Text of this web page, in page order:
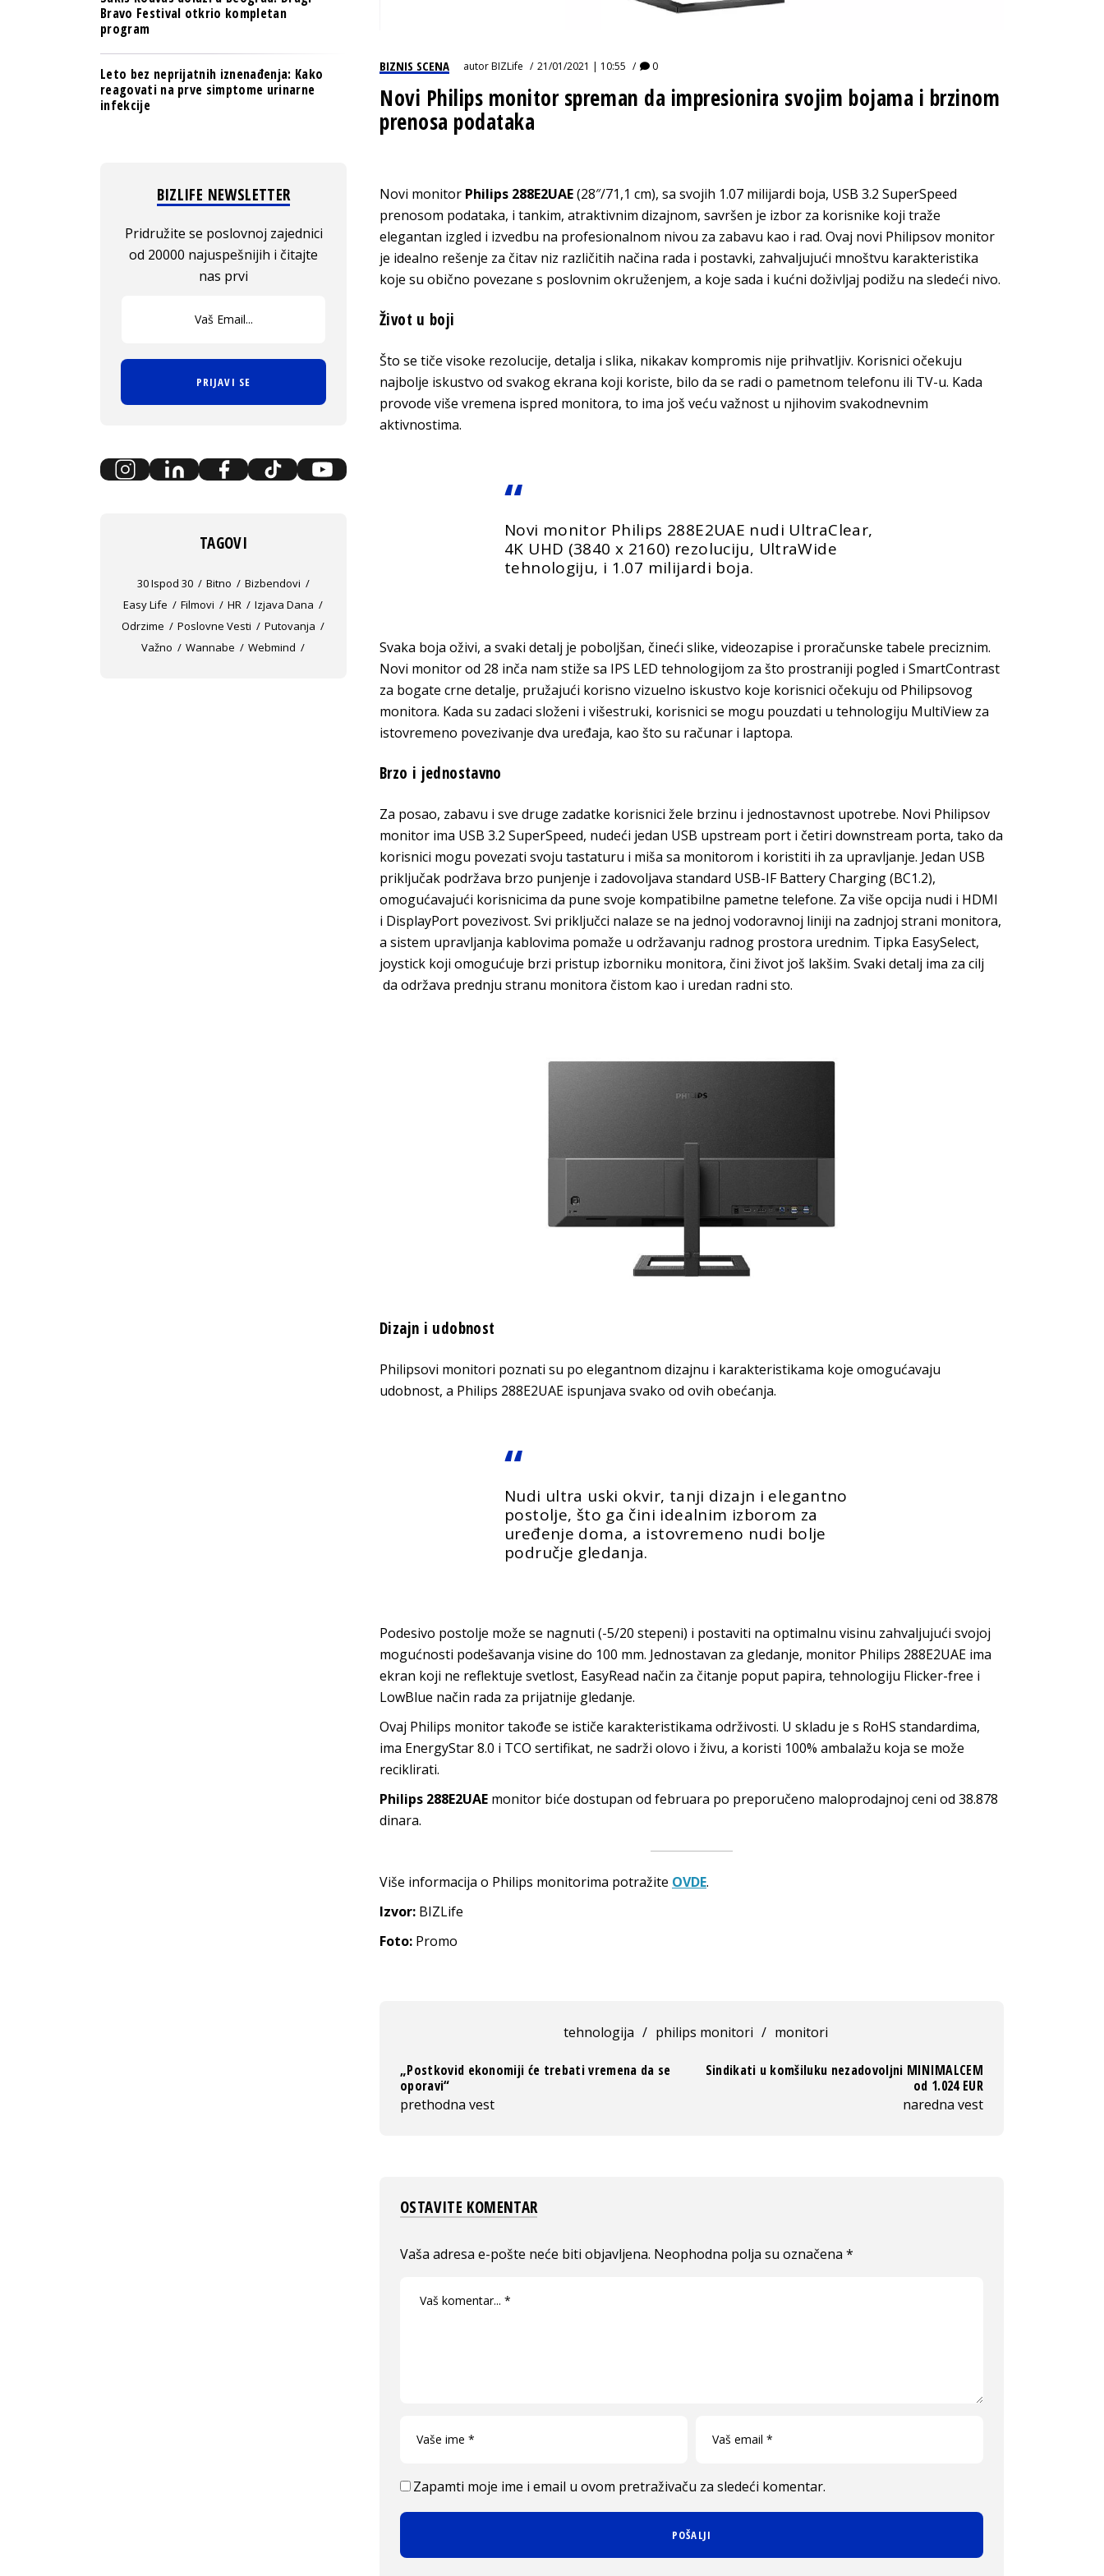
BIZNIS SCENA autorBIZLife 21/01/2021 | 10:55 0
Novi Philips monitor spreman da impresionira svojim bojama i brzinom
prenosa podataka
Novi monitor Philips 288E2UAE(28″/71,1 cm), sa svojih 1.07 milijardi boja, USB 3.2 SuperSpeed
prenosom podataka, i tankim, atraktivnim dizajnom, savršen je izbor za korisnike koji traže
elegantan izgled i izvedbu na profesionalnom nivou za zabavu kao i rad. Ovaj novi Philipsov monitor
je idealno rešenje za čitav niz različitih načina rada i postavki, zahvaljujući mnoštvu karakteristika
koje su obično povezane s poslovnim okruženjem, a koje sada i kućni doživljaj podižu na sledeći nivo.
Život u boji
Što se tiče visoke rezolucije, detalja i slika, nikakav kompromis nije prihvatljiv. Korisnici očekuju
najbolje iskustvo od svakog ekrana koji koriste, bilo da se radi o pametnom telefonu ili TV-u. Kada
provode više vremena ispred monitora, to ima još veću važnost u njihovim svakodnevnim
aktivnostima.
Novi monitor Philips 288E2UAE nudi UltraClear,
4K UHD (3840 x 2160) rezoluciju, UltraWide
tehnologiju, i 1.07 milijardi boja.
Svaka boja oživi, a svaki detalj je poboljšan, čineći slike, videozapise i proračunske tabele preciznim.
Novi monitor od 28 inča nam stiže sa IPS LED tehnologijom za što prostraniji pogled i SmartContrast
za bogate crne detalje, pružajući korisno vizuelno iskustvo koje korisnici očekuju od Philipsovog
monitora. Kada su zadaci složeni i višestruki, korisnici se mogu pouzdati u tehnologiju MultiView za
istovremeno povezivanje dva uređaja, kao što su računar i laptopa.
Brzo i jednostavno
Za posao, zabavu i sve druge zadatke korisnici žele brzinu i jednostavnost upotrebe. Novi Philipsov
monitor ima USB 3.2 SuperSpeed, nudeći jedan USB upstream port i četiri downstream porta, tako da
korisnici mogu povezati svoju tastaturu i miša sa monitorom i koristiti ih za upravljanje. Jedan USB
priključak podržava brzo punjenje i zadovoljava standard USB-IF Battery Charging (BC1.2),
omogućavajući korisnicima da pune svoje kompatibilne pametne telefone. Za više opcija nudi i HDMI
i DisplayPort povezivost. Svi priključci nalaze se na jednoj vodoravnoj liniji na zadnjoj strani monitora,
a sistem upravljanja kablovima pomaže u održavanju radnog prostora urednim. Tipka EasySelect,
joystick koji omogućuje brzi pristup izborniku monitora, čini život još lakšim. Svaki detalj ima za cilj
da održava prednju stranu monitora čistom kao i uredan radni sto.
Dizajn i udobnost
Philipsovi monitori poznati su po elegantnom dizajnu i karakteristikama koje omogućavaju
udobnost, a Philips 288E2UAE ispunjava svako od ovih obećanja.
Nudi ultra uski okvir, tanji dizajn i elegantno
postolje, što ga čini idealnim izborom za
uređenje doma, a istovremeno nudi bolje
područje gledanja.
Podesivo postolje može se nagnuti (-5/20 stepeni) i postaviti na optimalnu visinu zahvaljujući svojoj
mogućnosti podešavanja visine do 100 mm. Jednostavan za gledanje, monitor Philips 288E2UAE ima
ekran koji ne reflektuje svetlost, EasyRead način za čitanje poput papira, tehnologiju Flicker-free i
LowBlue način rada za prijatnije gledanje.
Ovaj Philips monitor takođe se ističe karakteristikama održivosti. U skladu je s RoHS standardima,
ima EnergyStar 8.0 i TCO sertifikat, ne sadrži olovo i živu, a koristi 100% ambalažu koja se može
reciklirati.
Philips 288E2UAE monitor biće dostupan od februara po preporučeno maloprodajnoj ceni od 38.878
dinara.
Više informacija o Philips monitorima potražite OVDE.
Izvor: BIZLife
Foto: Promo
tehnologija / philips monitori / monitori
„Postkovid ekonomiji će trebati vremena da se
oporavi“
prethodna vest
Sindikati u komšiluku nezadovoljni MINIMALCEM
od 1.024 EUR
naredna vest
OSTAVITE KOMENTAR
Vaša adresa e-pošte neće biti objavljena. Neophodna polja su označena *
Zapamti moje ime i email u ovom pretraživaču za sledeći komentar.
Bravo Festival otkrio kompletan
program
Leto bez neprijatnih iznenađenja: Kako
reagovati na prve simptome urinarne
infekcije
BIZLIFE NEWSLETTER
Pridružite se poslovnoj zajednici
od 20000 najuspešnijih i čitajte
nas prvi
PRIJAVI SE
TAGOVI
30 Ispod 30 Bitno
Bizbendovi
Easy Life
Filmovi HR
Izjava Dana
Odrzime
Poslovne Vesti
Putovanja
Važno
Wannabe Webmind